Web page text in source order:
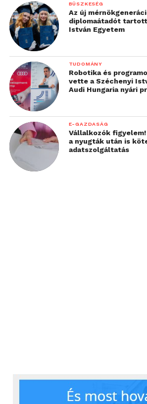
az adataik. Kiszivárgás
Kaspersky Security Cloud
információkat szolgáltat
adatkategóriákról,
nyilvánosan
érintett felhasználó
megfelelő
Mindig gondoljon arra,
értelmezhetik, illetve
más felhasználók az Ön
megosztott tartalmakat.
BÜSZKESÉG
Az új
diplomaátadót
István Egyetem
TUDOMÁNY
Robotika és
vette a Széchenyi
Audi Hungaria nyári
E-GAZDASÁG
Vállalkozók
a nyugták után is
adatszolgáltatás